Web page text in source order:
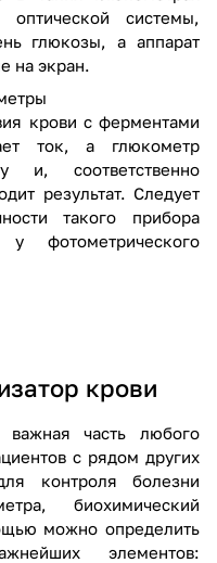
системы,
глюкозы, а аппарат
на экран.
крови с ферментами
ток, а глюкометр
и, соответственно
результат. Следует
такого прибора
фотометрического
крови
важная часть любого
с рядом других
контроля болезни
биохимический
можно определить
элементов: